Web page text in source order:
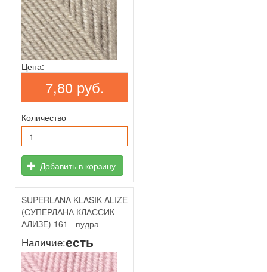
Цена:
7,80 руб.
Количество
Добавить в корзину
SUPERLANA KLASIK ALIZE
(СУПЕРЛАНА КЛАССИК
АЛИЗЕ) 161 - пудра
Наличие:есть